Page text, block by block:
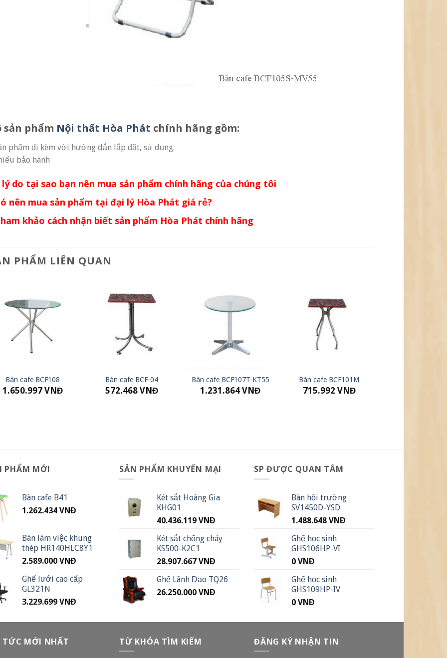
sản phẩm Nội thất Hòa Phát chính hãng gồm:
phẩm đi kèm với hướng dẫn lắp đặt, sử dụng.
bảo hành
lý do tại sao bạn nên mua sản phẩm chính hãng của chúng tôi
nên mua sản phẩm tại đại lý Hòa Phát giá rẻ?
khảo cách nhận biết sản phẩm Hòa Phát chính hãng
PHẨM LIÊN QUAN
Bàn cafe BCF108
1.650.997VNĐ
Bàn cafe BCF-04
572.468 VNĐ
Bàn cafe BCF107T-KT55
1.231.864VNĐ
Bàn cafe BCF101M
715.992 VNĐ
PHẨM MỚI
Bàn cafe B41
1.262.434 VNĐ
Bàn làm việc khung
thép HR140HLC8Y1
2.589.000 VNĐ
Ghế lưới cao cấp
GL321N
3.229.699 VNĐ
SẢN PHẨM KHUYẾN MẠI
Két sắt Hoàng Gia
KHG01
40.436.119 VNĐ
Két sắt chống cháy
KS500-K2C1
28.907.667 VNĐ
Ghế Lãnh Đạo TQ26
26.250.000 VNĐ
SP ĐƯỢC QUAN TÂM
Bàn hội trường
SV1450D-YSD
1.488.648 VNĐ
Ghế học sinh
GHS106HP-VI
0 VNĐ
Ghế học sinh
GHS109HP-IV
0 VNĐ
MỚI NHẤT TỪ KHÓA TÌM KIẾM ĐĂNG KÝ NHẬN TIN